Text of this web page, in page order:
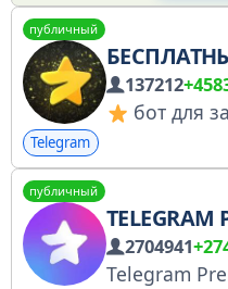
публичный
137212
бот для
Telegram
публичный
TELEGRAM
2704941